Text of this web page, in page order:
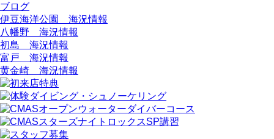
ブログ
伊豆海洋公園 海況情報
八幡野 海況情報
初島 海況情報
富戸 海況情報
黄金崎 海況情報